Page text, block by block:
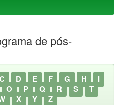
de pós-
D E F G H
I
O P Q R S
T
X Y Z